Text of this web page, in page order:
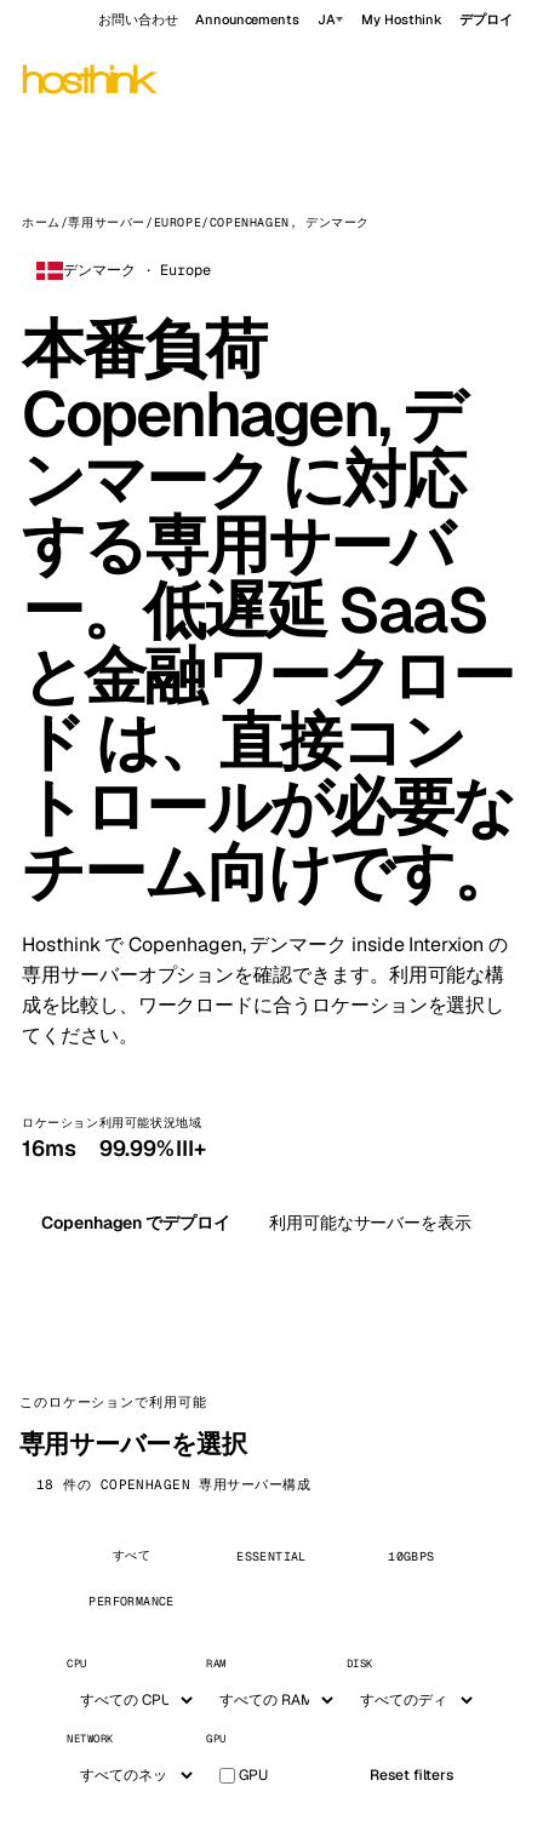
お問い合わせ Announcements JA My Hosthink デプロイ
ホーム /専用サーバー /EUROPE/COPENHAGEN, デンマーク
デンマーク · Europe
本番負荷
Copenhagen, デ
ンマーク に対応
する専用サーバ
ー。低遅延 SaaS
と金融ワークロー
ド は、直接コン
トロールが必要な
チーム向けです。
Hosthink で Copenhagen, デンマーク inside Interxion の
専用サーバーオプションを確認できます。利用可能な構
成を比較し、ワークロードに合うロケーションを選択し
てください。
ロケーション
16ms
利用可能状況
99.99%
地域
III+
Copenhagen でデプロイ 利用可能なサーバーを表示
このロケーションで利用可能
専用サーバーを選択
18 件の COPENHAGEN 専用サーバー構成
すべて ESSENTIAL 10GBPS
PERFORMANCE
CPU RAM DISK
NETWORK GPU
GPU Reset filters